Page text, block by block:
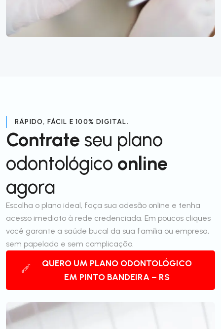
RÁPIDO, FÁCIL E 100% DIGITAL.
Contrate seu plano
odontológico online
agora
Escolha o plano ideal, faça sua adesão online e tenha
acesso imediato à rede credenciada. Em poucos cliques
você garante a saúde bucal da sua família ou empresa,
sem papelada e sem complicação.
QUERO UM PLANO ODONTOLÓGICO
EM PINTO BANDEIRA – RS